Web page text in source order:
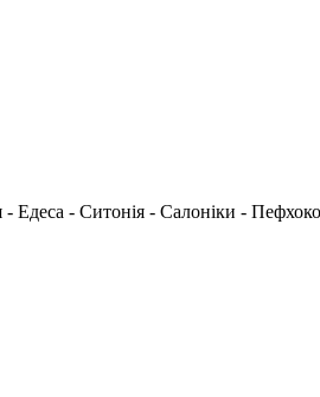
Едеса - Ситонія - Салоніки -